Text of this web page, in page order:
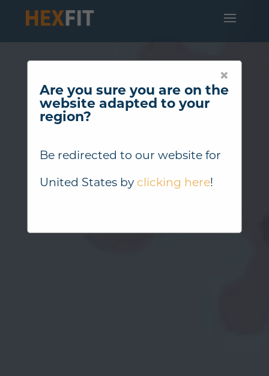
×
Are you sure you are on the
website adapted to your
region?
Be redirected to our website for
United Statesby clicking here!